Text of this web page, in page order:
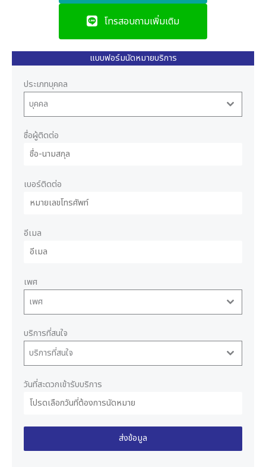
โทรสอบถามเพิ่มเติม
แบบฟอร์มนัดหมายบริการ
ประเภทบุคคล
บุคคล
ชื่อผู้ติดต่อ
เบอร์ติดต่อ
อีเมล
เพศ
เพศ
บริการที่สนใจ
บริการที่สนใจ
วันที่สะดวกเข้ารับบริการ
ส่งข้อมูล